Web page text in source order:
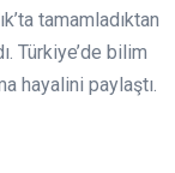
tamamladıktan
Türkiye’de bilim
hayalini paylaştı.